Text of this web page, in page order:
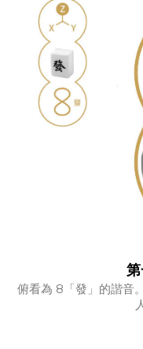
俯看為 8「發」的諧音